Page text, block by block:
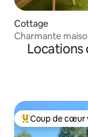
Cottage
Charmante
Cottage
Coups de cœur
Coup de cœur